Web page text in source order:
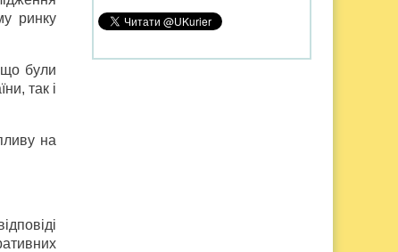
ринку
що були
так і
на